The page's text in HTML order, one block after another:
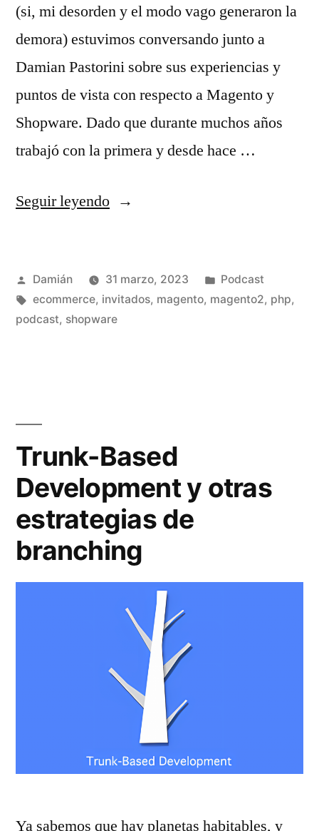
(si, mi desorden y el modo vago generaron la
demora) estuvimos conversando junto a
Damian Pastorini sobre sus experiencias y
puntos de vista con respecto a Magento y
Shopware. Dado que durante muchos años
trabajó con la primera y desde hace …
Seguir leyendo«S02E06
Pastorini»
Publicado
por
Damián 31 marzo, 2023
Publicado
en
Podcast
Etiquetas:
ecommerce, invitados, magento, magento2, php,
podcast, shopware
Trunk-Based
Development y otras
estrategias de
branching
Ya sabemos que hay planetas habitables, y